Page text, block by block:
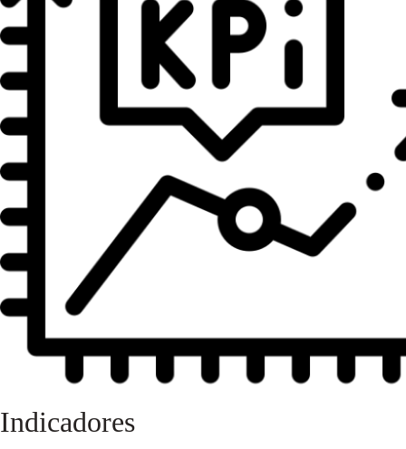
Indicadores